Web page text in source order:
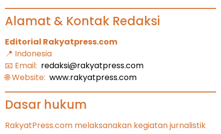
Alamat & Kontak Redaksi
Editorial Rakyatpress.com
📍 Indonesia
📧 Email: redaksi@rakyatpress.com
🌐 Website: www.rakyatpress.com
Dasar hukum
RakyatPress.com melaksanakan kegiatan jurnalistik